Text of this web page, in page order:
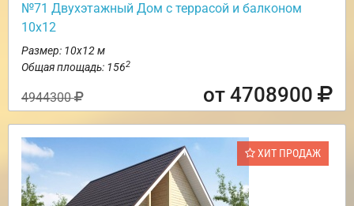
№71 Двухэтажный Дом с террасой и балконом
10х12
Размер: 10х12 м
Общая площадь: 1562
4944300 от 4708900
ХИТ ПРОДАЖ